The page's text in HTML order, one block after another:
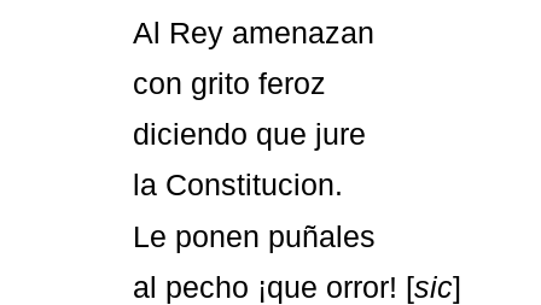
Al Rey amenazan
con grito feroz
diciendo que jure
la Constitucion.
Le ponen puñales
al pecho ¡que orror! [sic]